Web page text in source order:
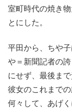
室町時代の焼き
とにした。
平田から、ちや
や＝新聞記者の
にせず、最後ま
彼女のこれまで
何々して、あげ